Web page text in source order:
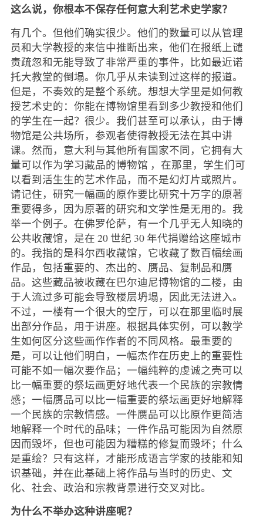
这么说，你根本不保存任何意大利艺术史学家？
有几个。但他们确实很少。他们的数量可以从管理
员和大学教授的来信中推断出来，他们在报纸上谴
责疏忽和无能导致了非常严重的事件，比如最近诺
托大教堂的倒塌。你几乎从未读到过这样的报道。
但是，不奏效的是整个系统。想想大学里是如何教
授艺术史的：你能在博物馆里看到多少教授和他们
的学生在一起？很少。我们甚至可以承认，由于博
物馆是公共场所，参观者使得教授无法在其中讲
课。然而，意大利与其他所有国家不同，它拥有大
量可以作为学习藏品的博物馆 ，在那里，学生们可
以看到活生生的艺术作品，而不是幻灯片或照片。
请记住，研究一幅画的原作要比研究十万字的原著
重要得多，因为原著的研究和文学性是无用的。我
举一个例子。在佛罗伦萨，有一个几乎无人知晓的
公共收藏馆，是在 20 世纪 30 年代捐赠给这座城市
的。我指的是科尔西收藏馆，它收藏了数百幅绘画
作品，包括重要的、杰出的、赝品、复制品和赝
品。这些藏品被收藏在巴尔迪尼博物馆的二楼，由
于人流过多可能会导致楼层坍塌，因此无法进入。
不过，一楼有一个很大的空厅，可以在那里临时展
出部分作品，用于讲座。根据具体实例，可以教学
生如何区分这些画作作者的不同风格。最重要的
是，可以让他们明白，一幅杰作在历史上的重要性
可能不如一幅次要作品；一幅纯粹的虔诚之壳可以
比一幅重要的祭坛画更好地代表一个民族的宗教情
感；一幅赝品可以比一幅重要的祭坛画更好地解释
一个民族的宗教情感。一件赝品可以比原作更简洁
地解释一个时代的品味；一件作品可能因为自然原
因而毁坏，但也可能因为糟糕的修复而毁坏；什么
是重绘？只有这样，才能形成语言学家的技能和知
识基础，并在此基础上将作品与当时的历史、文
化、社会、政治和宗教背景进行交叉对比。
为什么不举办这种讲座呢？